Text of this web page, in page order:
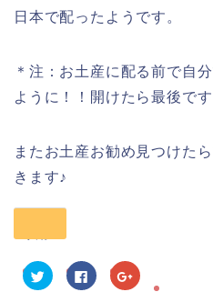
日本で配ったようです。
＊注：お土産に配る前で自
ように！！開けたら最後で
またお土産お勧め見つけた
きます♪
ク
リ
F
a
ク
リ